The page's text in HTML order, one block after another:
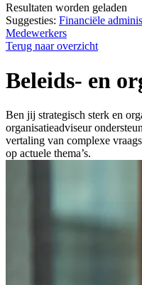
Resultaten worden geladen
Suggesties: Financiële
Medewerkers
Terug naar overzicht
Beleids- en
Ben jij strategisch sterk en
organisatieadviseur
vertaling van complexe
op actuele thema’s.